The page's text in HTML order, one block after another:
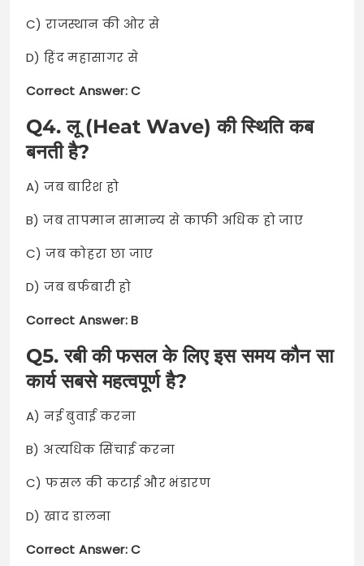
C) राजस्थान की ओर से
D) हिंद महासागर से
Correct Answer: C
Q4. लू (Heat Wave) की स्थिति कब
बनती है?
A) जब बारिश हो
B) जब तापमान सामान्य से काफी अधिक हो जाए
C) जब कोहरा छा जाए
D) जब बर्फबारी हो
Correct Answer: B
Q5. रबी की फसल के लिए इस समय कौन सा
कार्य सबसे महत्वपूर्ण है?
A) नई बुवाई करना
B) अत्यधिक सिंचाई करना
C) फसल की कटाई और भंडारण
D) खाद डालना
Correct Answer: C